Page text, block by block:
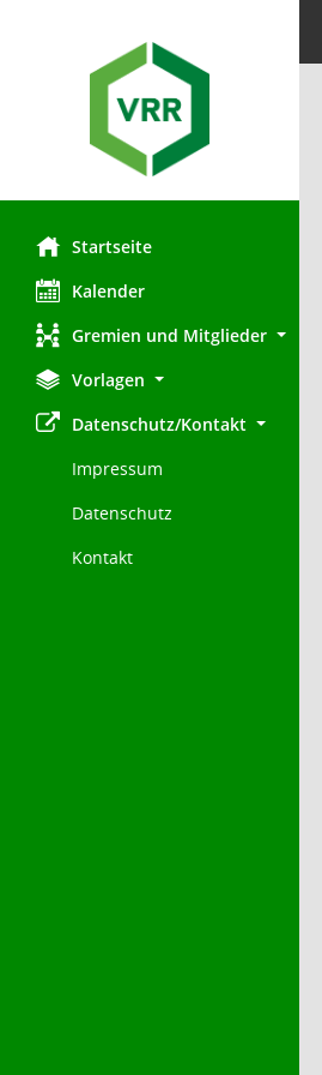
Startseite
Kalender
Gremien und Mitglieder
Vorlagen
Datenschutz/Kontakt
Impressum
Datenschutz
Kontakt